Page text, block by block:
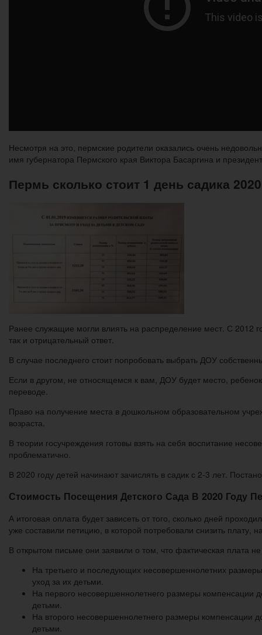
Несмотря на это, пермские родители оказались очень
имя губернатора Пермского края Виктора Басаргина и
Пермь сколько стоит 1 день садика 2020
Ранее служащие могли влиять на распределение мест. С 2012
так и отрицательный ответ.
В случае последнего стоит попробовать выбрать ДОУ
Если в другом, не относящемся к вам, ДОУ будет место,
переводе.
Право на получение места в дошкольном образовательном
возраста.
В теории госучреждения готовы взять на себя воспитание
проблематично.
В 2020 году детей начинают зачислять в садик с 2-3 лет.
Стоимость Посещения Детского Сада В 2020 Году
А итоговая оплата будет зависеть от того, сколько дней
уже составили петицию, в которой потребовали снизить плату,
В открытом письме они заявили о том, что фактическая плата
На третьего и последующих несовершеннолетних
уход за их детьми.
На первого несовершеннолетнего размеры компенсации
детьми.
На второго несовершеннолетнего размеры компенсации
детьми.